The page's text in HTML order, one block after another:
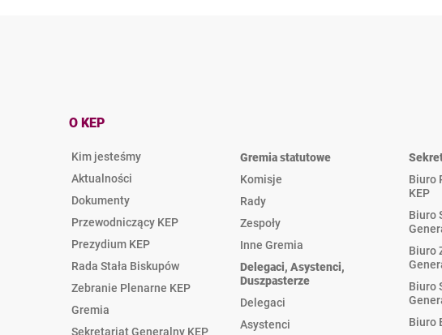
O KEP
Kim jesteśmy
Aktualności
Dokumenty
Przewodniczący KEP
Prezydium KEP
Rada Stała Biskupów
Zebranie Plenarne KEP
Gremia
Sekretariat Generalny KEP
Gremia statutowe
Komisje
Rady
Zespoły
Inne Gremia
Delegaci, Asystenci,
Duszpasterze
Delegaci
Asystenci
Biuro
KEP
Biuro
Biuro
Biuro
Biuro